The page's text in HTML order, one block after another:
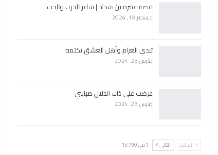
قصة عنترة بن شداد | شاعر الحرب والحب
ديسمبر 18, 2024
تبدي الغرام وأهل العشق تكتمه
مارس 23, 2024
عرضت على ذات الدلال صبابتي
مارس 23, 2024
السابق التالي 1 من 13٬790